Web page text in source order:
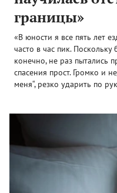
границы»
«В юности я все пять лет
часто в час пик.
конечно, не раз пытались
спасения прост. Громко и
меня“, резко ударить по